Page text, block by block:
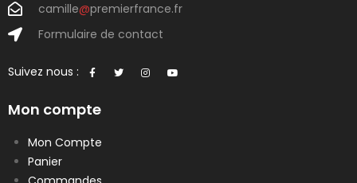
camille@premierfrance.fr
Formulaire de contact
Suivez nous :
Mon compte
Mon Compte
Panier